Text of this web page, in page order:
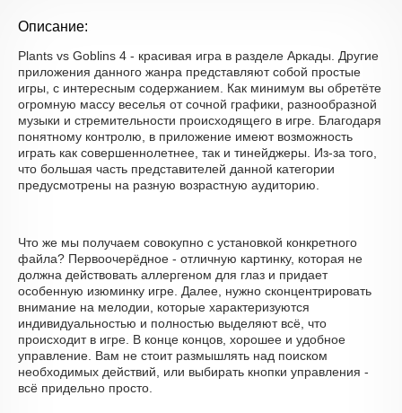
Описание:
Plants vs Goblins 4 - красивая игра в разделе Аркады. Другие
приложения данного жанра представляют собой простые
игры, с интересным содержанием. Как минимум вы обретёте
огромную массу веселья от сочной графики, разнообразной
музыки и стремительности происходящего в игре. Благодаря
понятному контролю, в приложение имеют возможность
играть как совершеннолетнее, так и тинейджеры. Из-за того,
что большая часть представителей данной категории
предусмотрены на разную возрастную аудиторию.
Что же мы получаем совокупно с установкой конкретного
файла? Первоочерёдное - отличную картинку, которая не
должна действовать аллергеном для глаз и придает
особенную изюминку игре. Далее, нужно сконцентрировать
внимание на мелодии, которые характеризуются
индивидуальностью и полностью выделяют всё, что
происходит в игре. В конце концов, хорошее и удобное
управление. Вам не стоит размышлять над поиском
необходимых действий, или выбирать кнопки управления -
всё придельно просто.